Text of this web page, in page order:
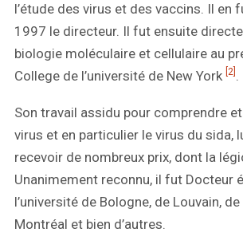
l’étude des virus et des vaccins. Il en
1997 le directeur. Il fut ensuite
biologie moléculaire et cellulaire au
College de l’université de New York [2] .
Son travail assidu pour comprendre
virus et en particulier le virus du sida,
recevoir de nombreux prix, dont la
Unanimement reconnu, il fut Docteur
l’université de Bologne, de Louvain,
Montréal et bien d’autres.